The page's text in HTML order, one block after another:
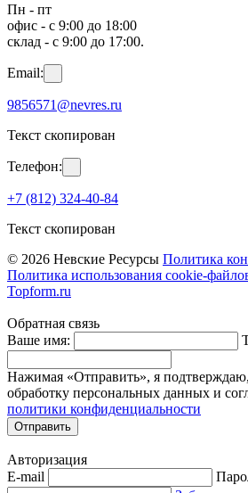
Пн - пт
офис - с 9:00 до 18:00
склад - с 9:00 до 17:00.
Email:
9856571@nevres.ru
Текст скопирован
Телефон:
+7 (812) 324-40-84
Текст скопирован
© 2026 Невские Ресурсы Политика
Политика использования cookie-
Topform.ru
Обратная связь
Ваше имя:
Нажимая «Отправить», я
обработку персональных данных и
политики конфиденциальности
Отправить
Авторизация
E-mail